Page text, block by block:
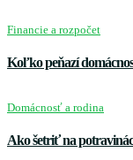
Financie a rozpočet
Koľko peňazí
Domácnosť a rodina
Ako šetriť na